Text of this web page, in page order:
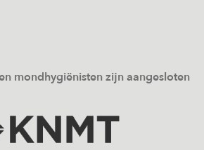
mondhygiënisten zijn aangesloten